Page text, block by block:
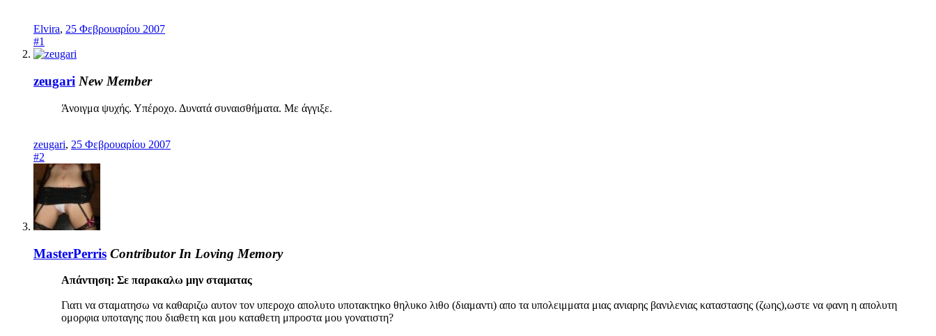
Elvira, 25 Φεβρουαρίου 2007
#1
zeugari New Member
Άνοιγμα ψυχής. Υπέροχο. Δυνατά συναισθήματα. Με άγγιξε.
zeugari, 25 Φεβρουαρίου 2007
#2
MasterPerris Contributor In Loving Memory
Απάντηση: Σε παρακαλω μην σταματας
Γιατι να σταματησω να καθαριζω αυτον τον υπεροχο απολυτο υποτακτηκο θηλυκο λιθο (διαμαντι) απο τα υπολειμματα μιας ανιαρης βανιλενιας καταστασης (ζωης),ωστε να φανη η απολυτη
ομορφια υποταγης που διαθετη και μου καταθετη μπροστα μου γονατιστη?